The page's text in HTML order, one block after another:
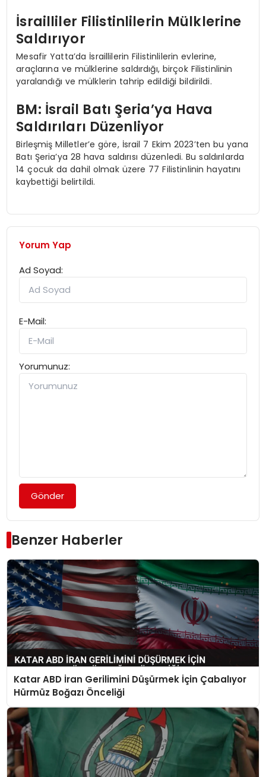
İsrailliler Filistinlilerin Mülklerine
Saldırıyor
Mesafir Yatta’da İsraillilerin Filistinlilerin evlerine,
araçlarına ve mülklerine saldırdığı, birçok Filistinlinin
yaralandığı ve mülklerin tahrip edildiği bildirildi.
BM: İsrail Batı Şeria’ya Hava
Saldırıları Düzenliyor
Birleşmiş Milletler’e göre, İsrail 7 Ekim 2023’ten bu yana
Batı Şeria’ya 28 hava saldırısı düzenledi. Bu saldırılarda
14 çocuk da dahil olmak üzere 77 Filistinlinin hayatını
kaybettiği belirtildi.
Yorum Yap
Ad Soyad:
E-Mail:
Yorumunuz:
Gönder
Benzer Haberler
Katar ABD İran Gerilimini Düşürmek İçin Çabalıyor
Hürmüz Boğazı Önceliği